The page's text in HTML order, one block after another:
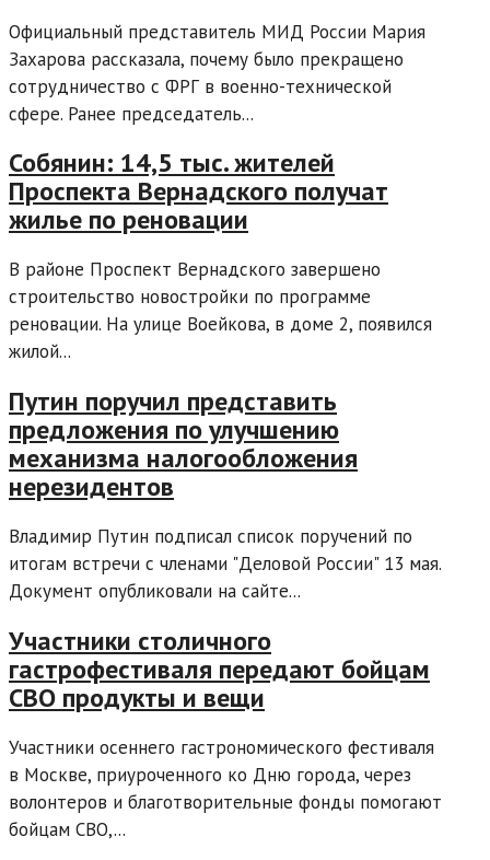
Официальный представитель МИД России Мария
Захарова рассказала, почему было прекращено
сотрудничество с ФРГ в военно-технической
сфере. Ранее председатель...
Собянин: 14,5 тыс. жителей
Проспекта Вернадского получат
жилье по реновации
В районе Проспект Вернадского завершено
строительство новостройки по программе
реновации. На улице Воейкова, в доме 2, появился
жилой...
Путин поручил представить
предложения по улучшению
механизма налогообложения
нерезидентов
Владимир Путин подписал список поручений по
итогам встречи с членами "Деловой России" 13 мая.
Документ опубликовали на сайте...
Участники столичного
гастрофестиваля передают бойцам
СВО продукты и вещи
Участники осеннего гастрономического фестиваля
в Москве, приуроченного ко Дню города, через
волонтеров и благотворительные фонды помогают
бойцам СВО,...